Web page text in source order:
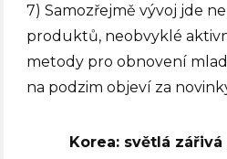
7) Samozřejmě vývoj jde
produktů, neobvyklé
metody pro obnovení
na podzim objeví za
Korea: světlá